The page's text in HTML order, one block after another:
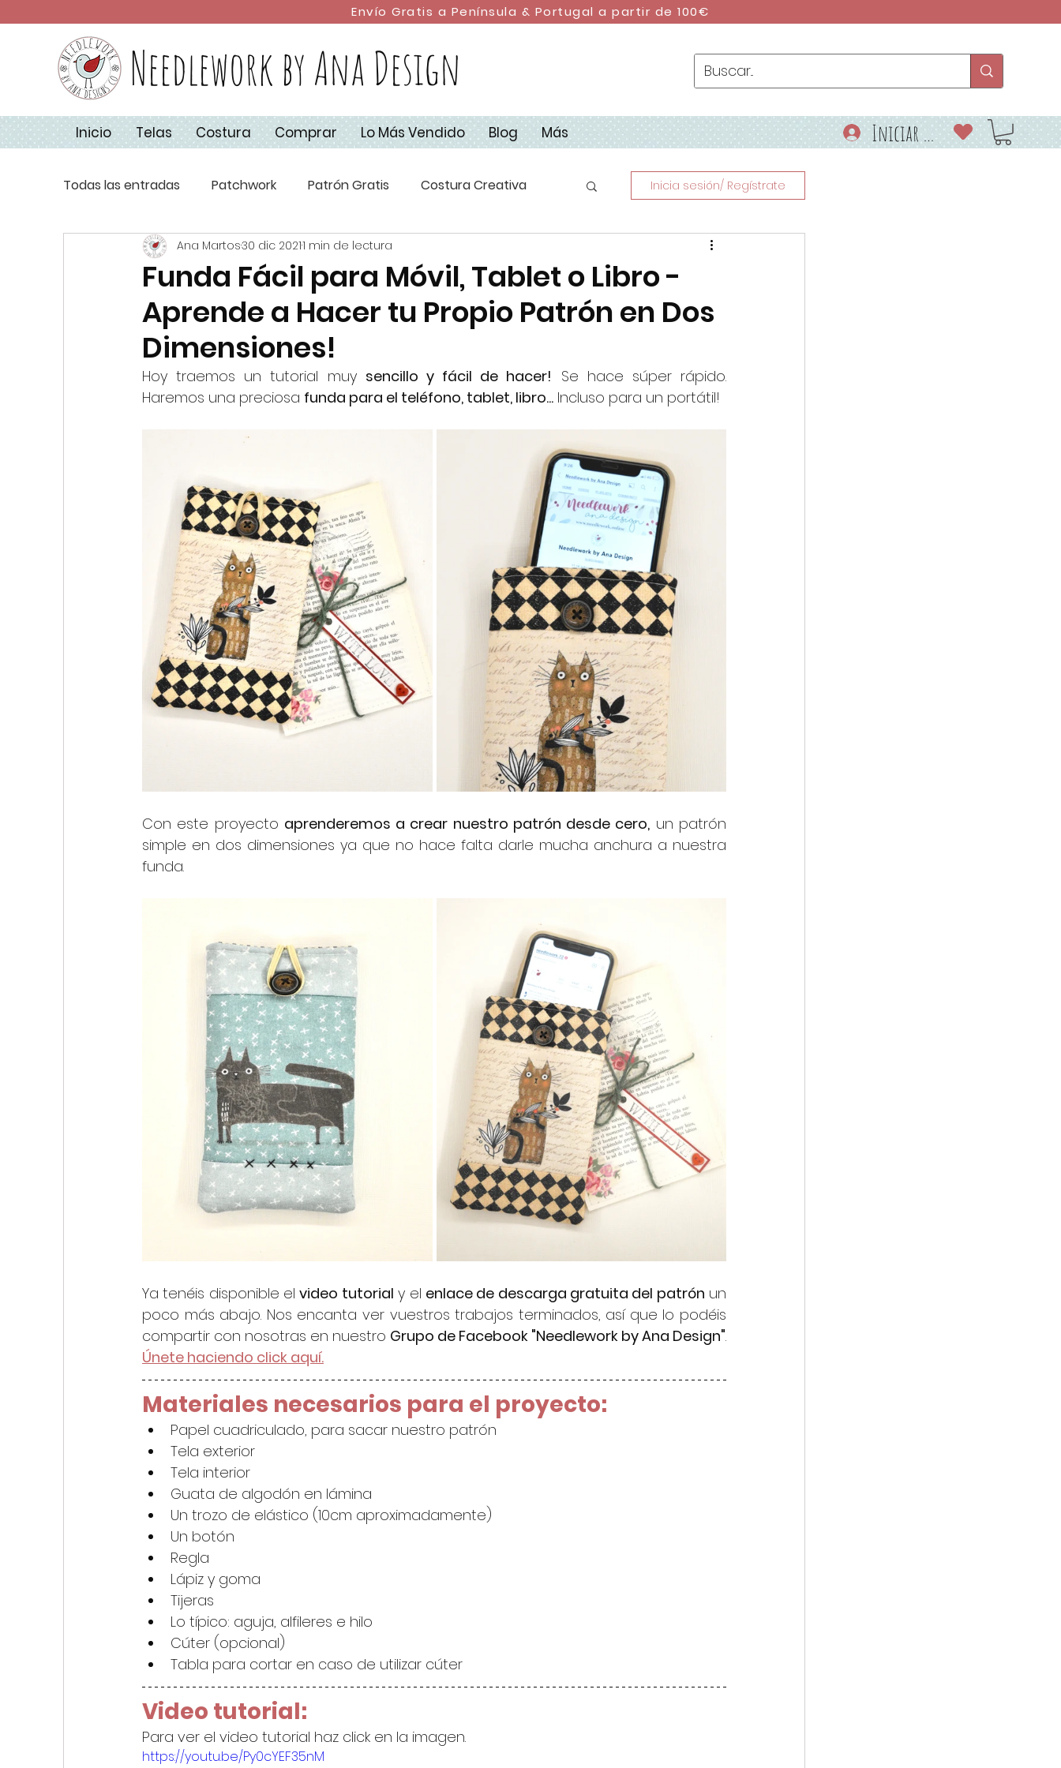
Envío Gratis a Península & Portugal a partir de 100€
Needlework by Ana Design
Inicio Telas Costura Comprar Lo Más Vendido Blog Más Iniciar sesión
Todas las entradas Patchwork Patrón Gratis Costura Creativa
Técnicas de Costura Apliquick Costura con Retales
Básicos de Costura Navidad Campus de Costura 2023
My First Stitches
Inicia sesión/ Regístrate
Funda Fácil para Móvil, Tablet o Libro -
Aprende a Hacer tu Propio Patrón en Dos
Dimensiones!
Ana Martos30 dic 20211 min de lectura
Hoy traemos un tutorial muy sencillo y fácil de hacer! Se hace súper rápido.
Haremos una preciosa funda para el teléfono, tablet, libro... Incluso para un portátil!
Con este proyecto aprenderemos a crear nuestro patrón desde cero, un patrón
simple en dos dimensiones ya que no hace falta darle mucha anchura a nuestra
funda.
Ya tenéis disponible el video tutorial y el enlace de descarga gratuita del patrón un
poco más abajo. Nos encanta ver vuestros trabajos terminados, así que lo podéis
compartir con nosotras en nuestro Grupo de Facebook "Needlework by Ana Design"
Únete haciendo click aquí.
Materiales necesarios para el proyecto:
Papel cuadriculado, para sacar nuestro patrón
Tela exterior
Tela interior
Guata de algodón en lámina
Un trozo de elástico (10cm aproximadamente)
Un botón
Regla
Lápiz y goma
Tijeras
Lo típico: aguja, alfileres e hilo
Cúter (opcional)
Tabla para cortar en caso de utilizar cúter
Video tutorial:
Para ver el video tutorial haz click en la imagen.
https://youtu.be/Py0cYEF35nM